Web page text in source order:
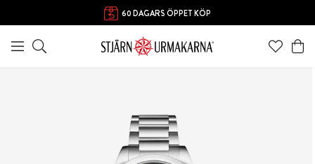
60 DAGARS ÖPPET KÖP